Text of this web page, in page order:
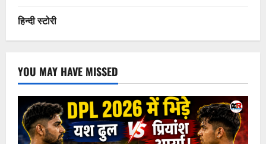
हिन्दी स्टोरी
YOU MAY HAVE MISSED